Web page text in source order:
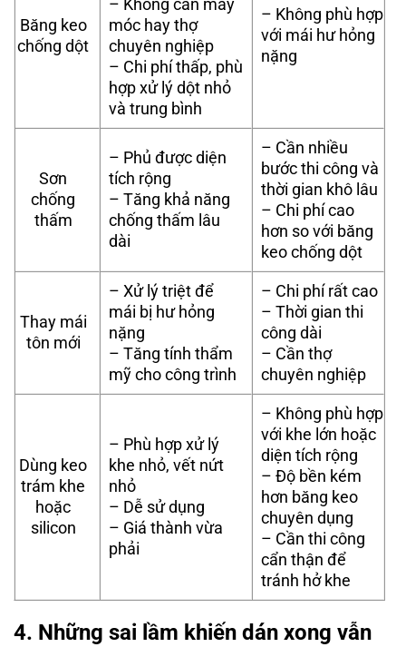
Băng keo
chống dột
– Không cần máy
móc hay thợ
chuyên nghiệp
– Chi phí thấp, phù
hợp xử lý dột nhỏ
và trung bình
– Không phù hợp
với mái hư hỏng
nặng
Sơn
chống
thấm
– Phủ được diện
tích rộng
– Tăng khả năng
chống thấm lâu
dài
– Cần nhiều
bước thi công và
thời gian khô lâu
– Chi phí cao
hơn so với băng
keo chống dột
Thay mái
tôn mới
– Xử lý triệt để
mái bị hư hỏng
nặng
– Tăng tính thẩm
mỹ cho công trình
– Chi phí rất cao
– Thời gian thi
công dài
– Cần thợ
chuyên nghiệp
Dùng keo
trám khe
hoặc
silicon
– Phù hợp xử lý
khe nhỏ, vết nứt
nhỏ
– Dễ sử dụng
– Giá thành vừa
phải
– Không phù hợp
với khe lớn hoặc
diện tích rộng
– Độ bền kém
hơn băng keo
chuyên dụng
– Cần thi công
cẩn thận để
tránh hở khe
4. Những sai lầm khiến dán xong vẫn